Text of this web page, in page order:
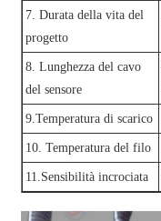
7. Durata della vita del
progetto
8. Lunghezza del cavo
del sensore
9.Temperatura di scarico
10. Temperatura del filo
11.Sensibilità incrociata